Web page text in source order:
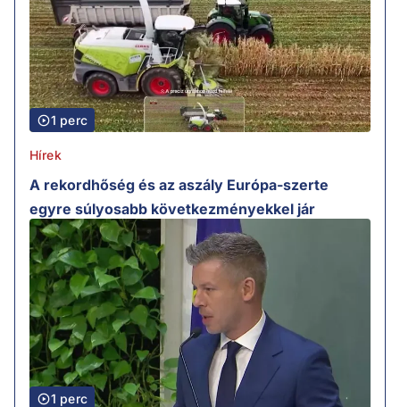
1 perc
Hírek
A rekordhőség és az aszály Európa-szerte
egyre súlyosabb következményekkel jár
1 perc